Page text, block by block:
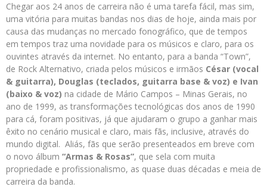
Chegar aos 24 anos de carreira não é uma tarefa fácil, mas sim,
uma vitória para muitas bandas nos dias de hoje, ainda mais por
causa das mudanças no mercado fonográfico, que de tempos
em tempos traz uma novidade para os músicos e claro, para os
ouvintes através da internet. No entanto, para a banda “Town”,
de Rock Alternativo, criada pelos músicos e irmãos César (vocal
& guitarra), Douglas (teclados, guitarra base & voz) e Ivan
(baixo & voz) na cidade de Mário Campos – Minas Gerais, no
ano de 1999, as transformações tecnológicas dos anos de 1990
para cá, foram positivas, já que ajudaram o grupo a ganhar mais
êxito no cenário musical e claro, mais fãs, inclusive, através do
mundo digital. Aliás, fãs que serão presenteados em breve com
o novo álbum “Armas & Rosas”, que sela com muita
propriedade e profissionalismo, as quase duas décadas e meia de
carreira da banda.